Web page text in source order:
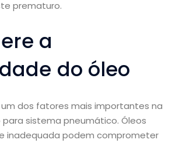
prematuro.
a
do óleo
dos fatores mais importantes na
sistema pneumático. Óleos
inadequada podem comprometer